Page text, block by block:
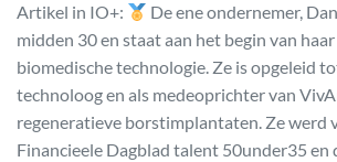
Artikel in IO+:
De ene ondernemer,
midden 30 en staat aan het begin van
biomedische technologie. Ze is opgeleid
technoloog en als medeoprichter van
regeneratieve borstimplantaten. Ze werd
Financieele Dagblad talent 50under35 en